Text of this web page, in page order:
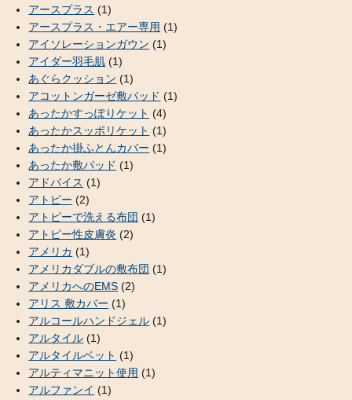
アースプラス (1)
アースプラス・エアー専用 (1)
アイソレーションガウン (1)
アイダー羽毛肌 (1)
あぐらクッション (1)
アコットンガーゼ敷パッド (1)
あったかすっぽりケット (4)
あったかスッポリケット (1)
あったか掛ふとんカバー (1)
あったか敷パッド (1)
アドバイス (1)
アトピー (2)
アトピーで洗える布団 (1)
アトピー性皮膚炎 (2)
アメリカ (1)
アメリカダブルの敷布団 (1)
アメリカへのEMS (2)
アリス 敷カバー (1)
アルコールハンドジェル (1)
アルタイル (1)
アルタイルベット (1)
アルティマニット使用 (1)
アルファンイ (1)